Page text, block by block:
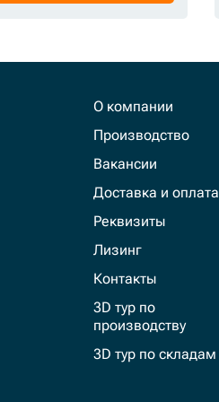
О компании
Производство
Вакансии
Доставка и оплата
Реквизиты
Лизинг
Контакты
3D тур по
производству
3D тур по складам